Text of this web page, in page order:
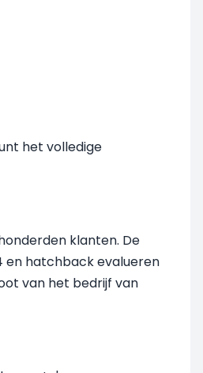
het volledige
klanten. De
en hatchback evalueren
van het bedrijf van